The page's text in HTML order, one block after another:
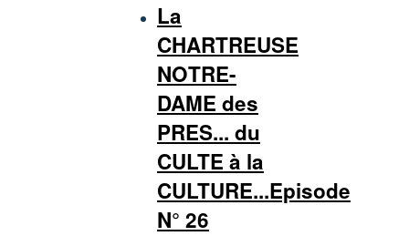
La
CHARTREUSE
NOTRE-
DAME des
PRES... du
CULTE à la
CULTURE...Episode
N° 26